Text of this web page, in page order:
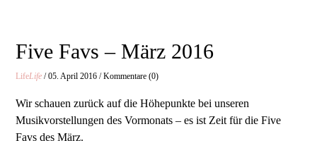
Five Favs – März 2016
LifeLife / 05. April 2016 / Kommentare (0)
Wir schauen zurück auf die Höhepunkte bei unseren
Musikvorstellungen des Vormonats – es ist Zeit für die Five
Favs des März.